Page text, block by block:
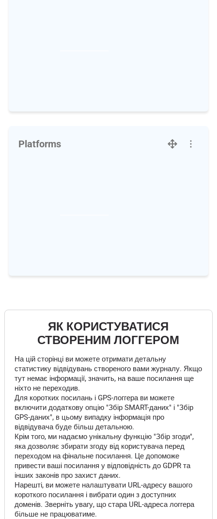
Platforms
ЯК КОРИСТУВАТИСЯ
СТВОРЕНИМ ЛОГГЕРОМ
На цій сторінці ви можете отримати детальну
статистику відвідувань створеного вами журналу. Якщо
тут немає інформації, значить, на ваше посилання ще
ніхто не переходив.
Для коротких посилань і GPS-логгера ви можете
включити додаткову опцію "Збір SMART-даних" і "Збір
GPS-даних", в цьому випадку інформація про
відвідувача буде більш детальною.
Крім того, ми надаємо унікальну функцію "Збір згоди",
яка дозволяє збирати згоду від користувача перед
переходом на фінальне посилання. Це допоможе
привести ваші посилання у відповідність до GDPR та
інших законів про захист даних.
Нарешті, ви можете налаштувати URL-адресу вашого
короткого посилання і вибрати один з доступних
доменів. Зверніть увагу, що стара URL-адреса логгера
більше не працюватиме.